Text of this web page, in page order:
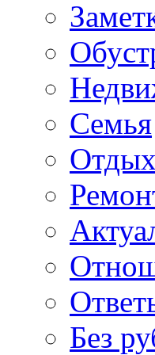
Семья
Отдых
Без